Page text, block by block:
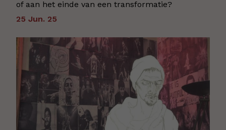
of aan het einde van een transformatie?
25 Jun. 25